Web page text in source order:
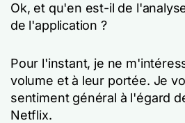
Ok, et qu'en est-il de
de l'application ?
Pour l'instant, je ne
volume et à leur portée. Je
sentiment général à l'égard
Netflix.